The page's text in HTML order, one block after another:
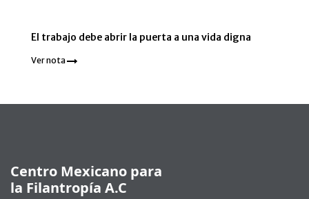
El trabajo debe abrir la puerta a una vida digna
Ver nota
Centro Mexicano para
la Filantropía A.C